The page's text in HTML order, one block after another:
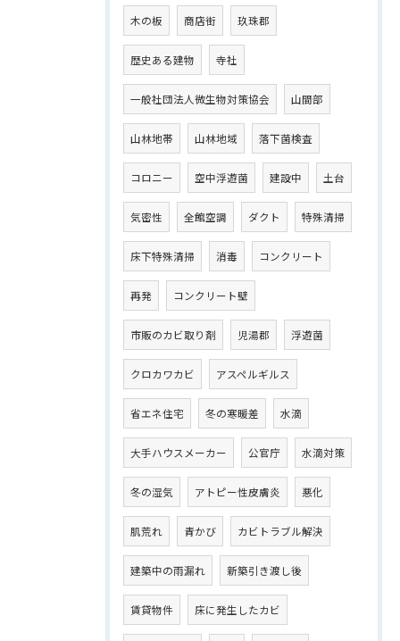
木の板 商店街 玖珠郡
歴史ある建物 寺社
一般社団法人微生物対策協会 山間部
山林地帯 山林地域 落下菌検査
コロニー 空中浮遊菌 建設中 土台
気密性 全館空調 ダクト 特殊清掃
床下特殊清掃 消毒 コンクリート
再発 コンクリート壁
市販のカビ取り剤 児湯郡 浮遊菌
クロカワカビ アスペルギルス
省エネ住宅 冬の寒暖差 水滴
大手ハウスメーカー 公官庁 水滴対策
冬の湿気 アトピー性皮膚炎 悪化
肌荒れ 青かび カビトラブル解決
建築中の雨漏れ 新築引き渡し後
賃貸物件 床に発生したカビ